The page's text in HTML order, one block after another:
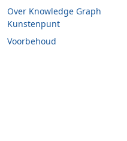
Over Knowledge Graph
Kunstenpunt
Voorbehoud